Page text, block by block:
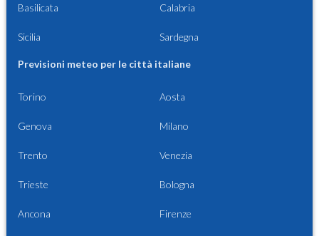
Basilicata Calabria
Sicilia Sardegna
Previsioni meteo per le città italiane
Torino Aosta
Genova Milano
Trento Venezia
Trieste Bologna
Ancona Firenze